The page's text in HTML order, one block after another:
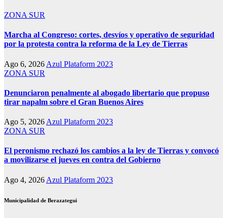
ZONA SUR
Marcha al Congreso: cortes, desvíos y operativo de seguridad
por la protesta contra la reforma de la Ley de Tierras
Ago 6, 2026 Azul Plataform 2023
ZONA SUR
Denunciaron penalmente al abogado libertario que propuso
tirar napalm sobre el Gran Buenos Aires
Ago 5, 2026 Azul Plataform 2023
ZONA SUR
El peronismo rechazó los cambios a la ley de Tierras y convocó
a movilizarse el jueves en contra del Gobierno
Ago 4, 2026 Azul Plataform 2023
Municipalidad de Berazategui